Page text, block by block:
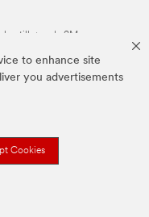
to enhance site
you advertisements
Cookies
tilhørende 3M.